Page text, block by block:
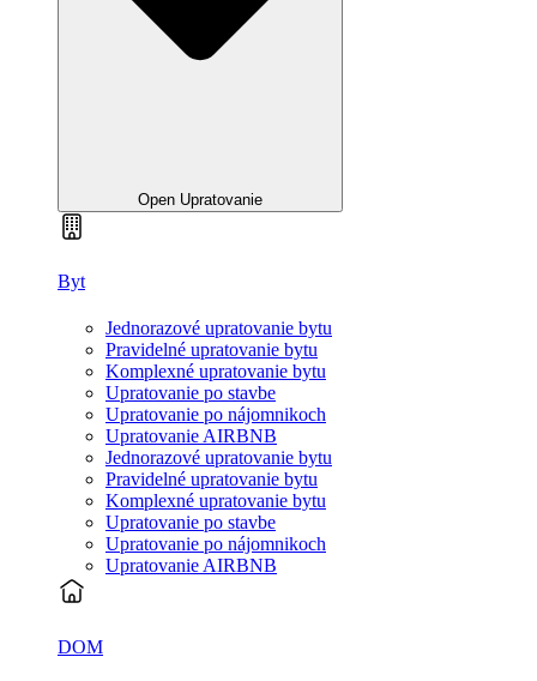
Open Upratovanie
Byt
Jednorazové upratovanie bytu
Pravidelné upratovanie bytu
Komplexné upratovanie bytu
Upratovanie po stavbe
Upratovanie po nájomnikoch
Upratovanie AIRBNB
Jednorazové upratovanie bytu
Pravidelné upratovanie bytu
Komplexné upratovanie bytu
Upratovanie po stavbe
Upratovanie po nájomnikoch
Upratovanie AIRBNB
DOM